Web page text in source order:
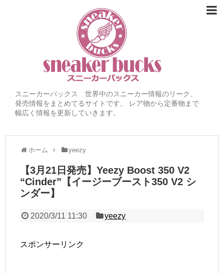
スニーカーバックス 世界中のスニーカー情報のリーク、
発売情報をまとめてるサイトです。 レア物から定番物まで
幅広く情報を更新していきます。
ホーム yeezy
【3月21日発売】Yeezy Boost 350 V2
“Cinder”【イージーブースト350 V2 シ
ンダー】
2020/3/11 11:30 yeezy
スポンサーリンク